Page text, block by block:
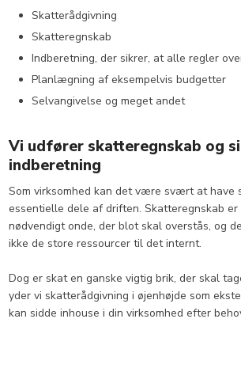
Skatterådgivning
​Skatteregnskab
​Indberetning, der sikrer, at alle regler
​Planlægning af eksempelvis budgetter
​Selvangivelse og meget andet
Vi udfører skatteregnskab og
indberetning
Som virksomhed kan det være svært at have
essentielle dele af driften. Skatteregnskab
nødvendigt onde, der blot skal overstås, og
ikke de store ressourcer til det internt.
​Dog er skat en ganske vigtig brik, der skal
yder vi skatterådgivning i øjenhøjde som
kan sidde inhouse i din virksomhed efter